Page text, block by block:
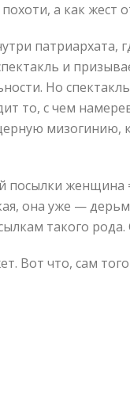
а как
и
Но
то, с чем
мизогинию,
посылки
она уже —
такого рода.
Вот что, сам